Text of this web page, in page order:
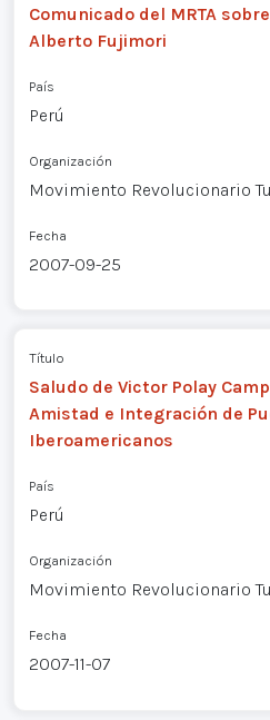
Comunicado del MRTA
Alberto Fujimori
País
Perú
Organización
Movimiento Revolucionario
Fecha
2007-09-25
Título
Saludo de Victor Polay
Amistad e Integración de
Iberoamericanos
País
Perú
Organización
Movimiento Revolucionario
Fecha
2007-11-07